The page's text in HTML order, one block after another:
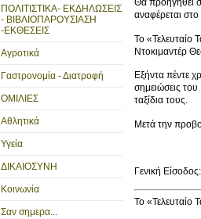
ΠΟΛΙΤΙΣΤΙΚΑ- ΕΚΔΗΛΩΣΕΙΣ
- ΒΙΒΛΙΟΠΑΡΟΥΣΙΑΣΗ
-ΕΚΘΕΣΕΙΣ
Αγροτικά
Γαστρονομία - Διατροφή
ΟΜΙΛΙΕΣ
Αθλητικά
Υγεία
ΔΙΚΑΙΟΣΥΝΗ
Κοινωνία
Σαν σημερα...
Θα προηγηθεί
αναφέρεται
To «Τελευταίο
Ντοκιμαντέρ
Εξήντα πέντε
σημειώσεις
ταξίδια τους.
Μετά την
Γενική
Το «Τελευταίο